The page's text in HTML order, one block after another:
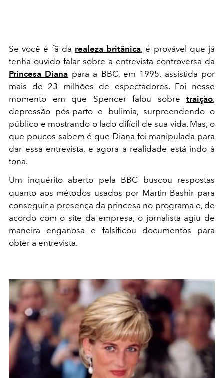
Se você é fã da realeza britânica, é provável que já
tenha ouvido falar sobre a entrevista controversa da
Princesa Diana para a BBC, em 1995, assistida por
mais de 23 milhões de espectadores. Foi nesse
momento em que Spencer falou sobre traição,
depressão pós-parto e bulimia, surpreendendo o
público e mostrando o lado difícil de sua vida. Mas, o
que poucos sabem é que Diana foi manipulada para
dar essa entrevista, e agora a realidade está indo à
tona.
Um inquérito aberto pela BBC buscou respostas
quanto aos métodos usados por Martin Bashir para
conseguir a presença da princesa no programa e, de
acordo com o site da empresa, o jornalista agiu de
maneira enganosa e falsificou documentos para
obter a entrevista.